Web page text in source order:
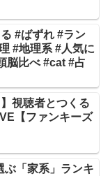
#ばずれ #ラン
#地理系 #人気に
脳比べ #cat #占
視聴者とつくる
【ファンキーズ
「家系」ランキ